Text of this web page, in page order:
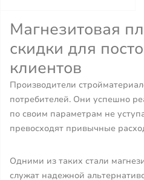
Магнезитовая
скидки для
клиентов
Производители
потребителей. Они успешно
по своим параметрам не
превосходят привычные
Одними из таких стали
служат надежной